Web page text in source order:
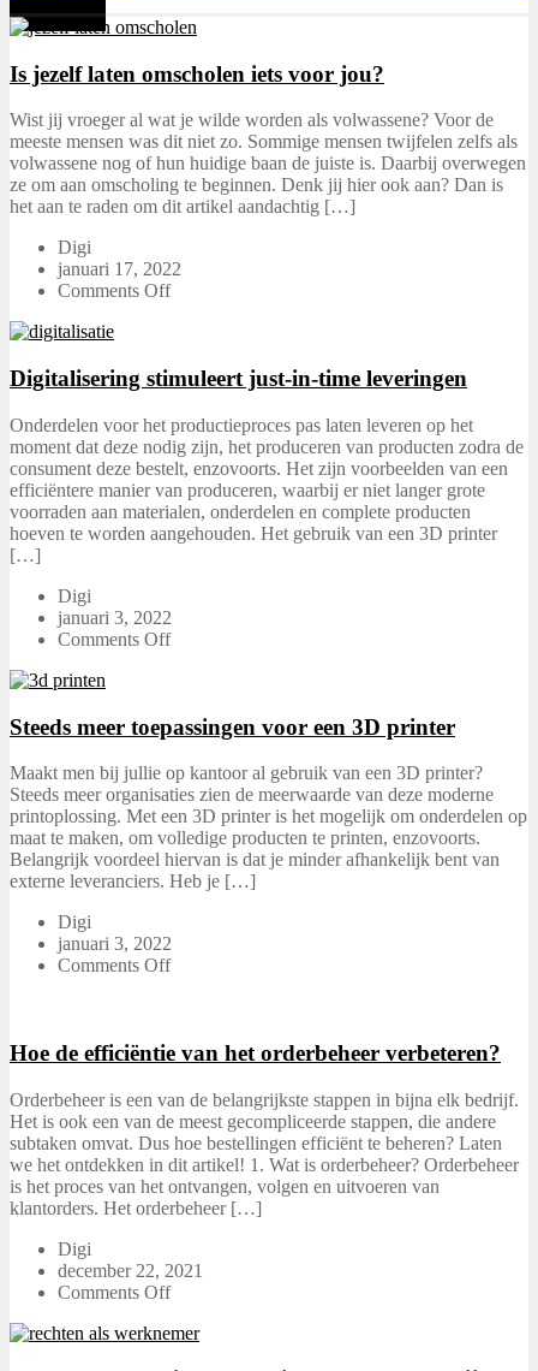
Is jezelf laten omscholen iets voor jou?
Wist jij vroeger al wat je wilde worden als volwassene? Voor de
meeste mensen was dit niet zo. Sommige mensen twijfelen zelfs als
volwassene nog of hun huidige baan de juiste is. Daarbij overwegen
ze om aan omscholing te beginnen. Denk jij hier ook aan? Dan is
het aan te raden om dit artikel aandachtig […]
Digi
januari 17, 2022
Comments Off
Digitalisering stimuleert just-in-time leveringen
Onderdelen voor het productieproces pas laten leveren op het
moment dat deze nodig zijn, het produceren van producten zodra de
consument deze bestelt, enzovoorts. Het zijn voorbeelden van een
efficiëntere manier van produceren, waarbij er niet langer grote
voorraden aan materialen, onderdelen en complete producten
hoeven te worden aangehouden. Het gebruik van een 3D printer
[…]
Digi
januari 3, 2022
Comments Off
Steeds meer toepassingen voor een 3D printer
Maakt men bij jullie op kantoor al gebruik van een 3D printer?
Steeds meer organisaties zien de meerwaarde van deze moderne
printoplossing. Met een 3D printer is het mogelijk om onderdelen op
maat te maken, om volledige producten te printen, enzovoorts.
Belangrijk voordeel hiervan is dat je minder afhankelijk bent van
externe leveranciers. Heb je […]
Digi
januari 3, 2022
Comments Off
Hoe de efficiëntie van het orderbeheer verbeteren?
Orderbeheer is een van de belangrijkste stappen in bijna elk bedrijf.
Het is ook een van de meest gecompliceerde stappen, die andere
subtaken omvat. Dus hoe bestellingen efficiënt te beheren? Laten
we het ontdekken in dit artikel! 1. Wat is orderbeheer? Orderbeheer
is het proces van het ontvangen, volgen en uitvoeren van
klantorders. Het orderbeheer […]
Digi
december 22, 2021
Comments Off